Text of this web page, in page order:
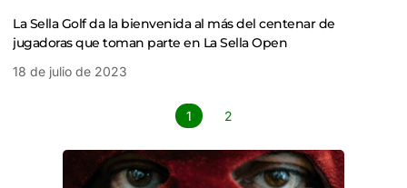
La Sella Golf da la bienvenida al más del centenar de
jugadoras que toman parte en La Sella Open
18 de julio de 2023
1 2